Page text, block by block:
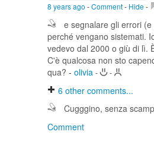
8 years ago -Comment- Hide -
e segnalare gli errori
perché vengano sistemati.
vedevo dal 2000 o giù di lì.
C'è qualcosa non sto
qua? - olivia - -
6 other comments...
Cugggino, senza
Comment